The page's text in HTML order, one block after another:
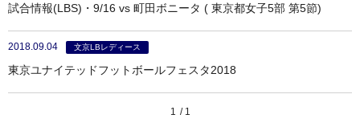
試合情報(LBS)・9/16 vs 町田ボニータ ( 東京都女子5部 第5節)
2018.09.04 文京LBレディース
東京ユナイテッドフットボールフェスタ2018
1 1